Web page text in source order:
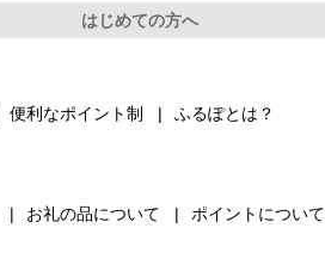
はじめての方へ
便利なポイント制 ふるぽとは？
お礼の品について
ポイントについて